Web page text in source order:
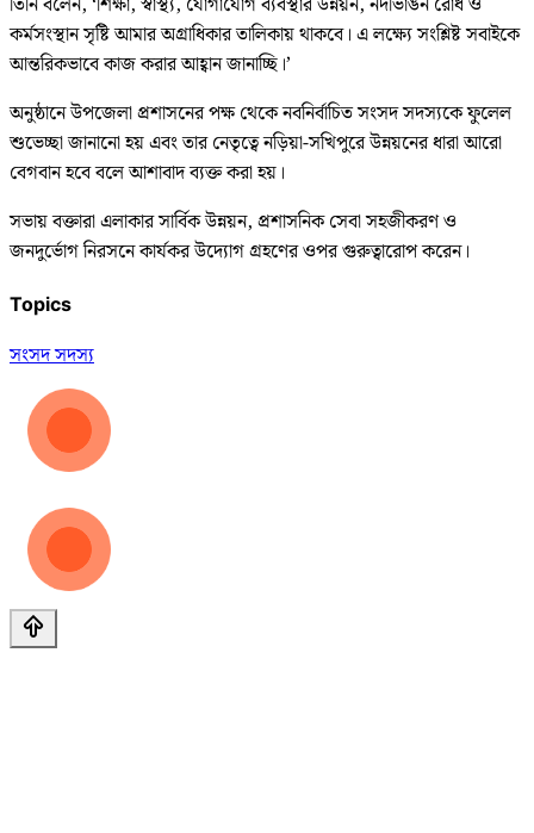
কর্মসংস্থান সৃষ্টি আমার অগ্রাধিকার তালিকায় থাকবে। এ লক্ষ্যে সংশ্লিষ্ট সবাইকে
আন্তরিকভাবে কাজ করার আহ্বান জানাচ্ছি।’
অনুষ্ঠানে উপজেলা প্রশাসনের পক্ষ থেকে নবনির্বাচিত সংসদ সদস্যকে ফুলেল
শুভেচ্ছা জানানো হয় এবং তার নেতৃত্বে নড়িয়া-সখিপুরে উন্নয়নের ধারা আরো
বেগবান হবে বলে আশাবাদ ব্যক্ত করা হয়।
সভায় বক্তারা এলাকার সার্বিক উন্নয়ন, প্রশাসনিক সেবা সহজীকরণ ও
জনদুর্ভোগ নিরসনে কার্যকর উদ্যোগ গ্রহণের ওপর গুরুত্বারোপ করেন।
Topics
সংসদ সদস্য